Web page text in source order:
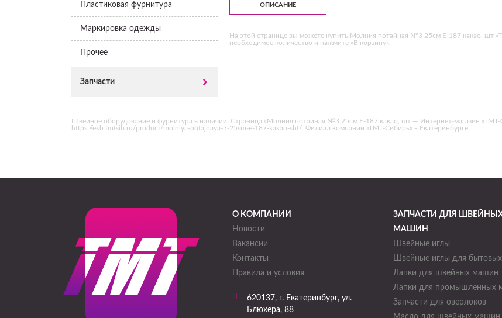
Пластиковая фурнитура
Маркировка одежды
Прочее
Запчасти
ОПИСАНИЕ
На этой странице вы можете купить Молния потайная №3 25см Е-187 какао, шт
необходимое количество и нажмите «В корзину».
Швейное оборудование и фурнитура в наличии. Страница «Молния потайная №3 25см Е-187 какао, шт — Интернет-магазин «ТМТ-
https://ekb.tmtsib.ru/product/molniya-potajnaya-3-25sm-e-187-kakao-sht/. Филиал компании «ТМТ-Сибирь» в Екатеринбурге.
О КОМПАНИИ
Новости
Вакансии
Контакты
Правила и условия
620137, г. Екатеринбург, ул.
Блюхера, 88
ЗАПЧАСТИ ДЛЯ
МАШИН
Швейные иглы
Швейные иглы для
Лапки для швейных машин
Лапки для промышленных
Запчасти для оверлоков